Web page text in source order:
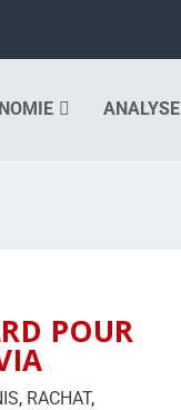
ANALYSE
POUR
, RACHAT,